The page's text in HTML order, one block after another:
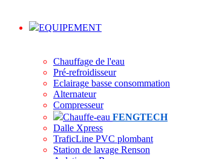
EQUIPEMENT
Chauffage de l'eau
Pré-refroidisseur
Eclairage basse consommation
Alternateur
Compresseur
Chauffe-eau FENGTECH
Dalle Xpress
TraficLine PVC plombant
Station de lavage Renson